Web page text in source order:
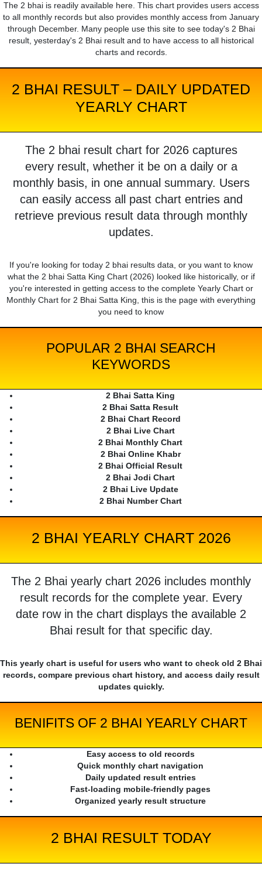
The 2 bhai is readily available here. This chart provides users access
to all monthly records but also provides monthly access from January
through December. Many people use this site to see today's 2 Bhai
result, yesterday's 2 Bhai result and to have access to all historical
charts and records.
2 BHAI RESULT – DAILY UPDATED
YEARLY CHART
The 2 bhai result chart for 2026 captures
every result, whether it be on a daily or a
monthly basis, in one annual summary. Users
can easily access all past chart entries and
retrieve previous result data through monthly
updates.
If you're looking for today 2 bhai results data, or you want to know
what the 2 bhai Satta King Chart (2026) looked like historically, or if
you're interested in getting access to the complete Yearly Chart or
Monthly Chart for 2 Bhai Satta King, this is the page with everything
you need to know
POPULAR 2 BHAI SEARCH
KEYWORDS
2 Bhai Satta King
2 Bhai Satta Result
2 Bhai Chart Record
2 Bhai Live Chart
2 Bhai Monthly Chart
2 Bhai Online Khabr
2 Bhai Official Result
2 Bhai Jodi Chart
2 Bhai Live Update
2 Bhai Number Chart
2 BHAI YEARLY CHART 2026
The 2 Bhai yearly chart 2026 includes monthly
result records for the complete year. Every
date row in the chart displays the available 2
Bhai result for that specific day.
This yearly chart is useful for users who want to check old 2 Bhai
records, compare previous chart history, and access daily result
updates quickly.
BENIFITS OF 2 BHAI YEARLY CHART
Easy access to old records
Quick monthly chart navigation
Daily updated result entries
Fast-loading mobile-friendly pages
Organized yearly result structure
2 BHAI RESULT TODAY